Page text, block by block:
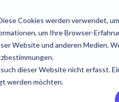
Cookies werden verwendet,
um Ihre Browser-
Website und anderen Medien.
dieser Website nicht erfasst.
werden möchten.
Ressourcen